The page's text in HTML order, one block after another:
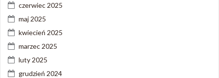
czerwiec 2025
maj 2025
kwiecień 2025
marzec 2025
luty 2025
grudzień 2024